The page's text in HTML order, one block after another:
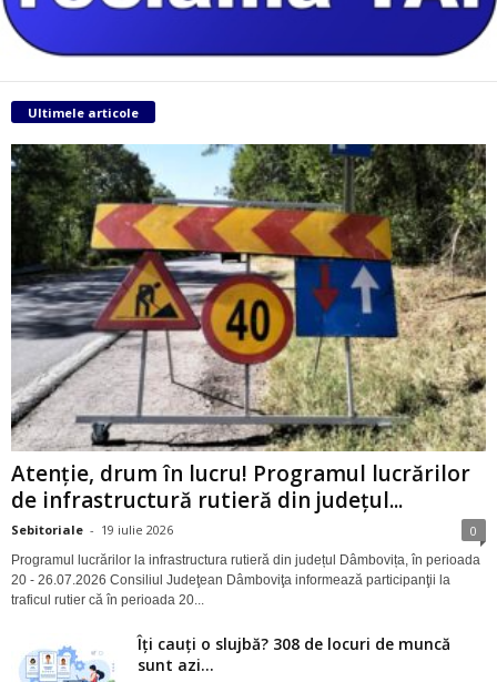
Ultimele articole
Atenție, drum în lucru! Programul lucrărilor
de infrastructură rutieră din județul...
Sebitoriale - 19 iulie 2026 0
Programul lucrărilor la infrastructura rutieră din județul Dâmbovița, în perioada
20 - 26.07.2026 Consiliul Judeţean Dâmboviţa informează participanţii la
traficul rutier că în perioada 20...
Îți cauți o slujbă? 308 de locuri de muncă
sunt azi...